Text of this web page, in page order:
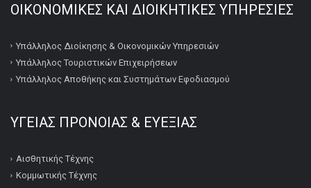
ΟΙΚΟΝΟΜΙΚΕΣ ΚΑΙ ΔΙΟΙΚΗΤΙΚΕΣ ΥΠΗΡΕΣΙΕΣ
Υπάλληλος Διοίκησης & Οικονομικών Υπηρεσιών
Υπάλληλος Τουριστικών Επιχειρήσεων
Υπάλληλος Αποθήκης και Συστημάτων Εφοδιασμού
ΥΓΕΙΑΣ ΠΡΟΝΟΙΑΣ & ΕΥΕΞΙΑΣ
Αισθητικής Τέχνης
Κομμωτικής Τέχνης